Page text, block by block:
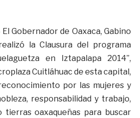
El Gobernador de Oaxaca, Gabino
la Clausura del programa
en Iztapalapa 2014”,
Cuitláhuac de esta capital,
por las mujeres y
responsabilidad y trabajo,
tierras oaxaqueñas para buscar